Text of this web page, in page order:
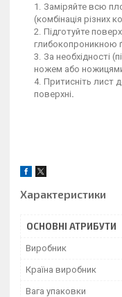
Заміряйте всю
(комбінація різних
Підготуйте
глибокопроникною
За необхідності
ножем або
Притисніть лист
поверхні.
Характеристики
ОСНОВНІ АТРИБУТИ
Виробник
Країна виробник
Вага упаковки